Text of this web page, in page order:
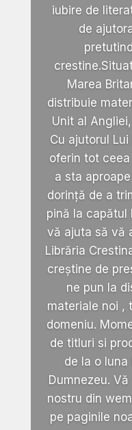
iubire de
de
Marea
distribuie
Unit al
Cu ajutorul
oferin tot
a sta
dorință de a
pină la capătul
vă ajuta să vă
Librăria
creștine de
ne pun la
materiale noi ,
domeniu.
de titluri si
de la o
Dumnezeu.
nostru din
pe paginile